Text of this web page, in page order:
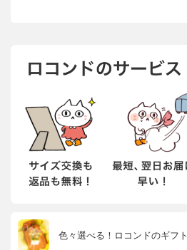
色々選べる！ロコンドのギフト